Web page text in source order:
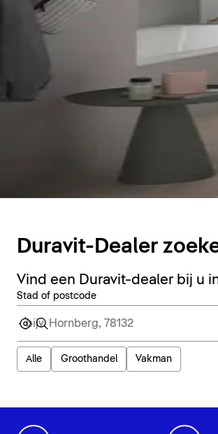
Duravit-Dealer
Vind een Duravit-dealer bij u
Stad of postcode
Alle Groothandel Vakman